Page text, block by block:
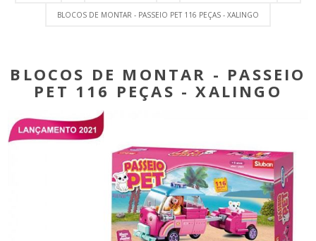
BLOCOS DE MONTAR - PASSEIO PET 116 PEÇAS - XALINGO
BLOCOS DE MONTAR - PASSEIO
PET 116 PEÇAS - XALINGO